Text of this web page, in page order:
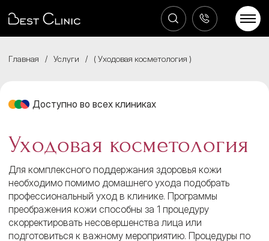
Главная / Услуги / Уходовая косметология
Доступно во всех клиниках
Уходовая косметология
Для комплексного поддержания здоровья кожи
необходимо помимо домашнего ухода подобрать
профессиональный уход в клинике. Программы
преображения кожи способны за 1 процедуру
скорректировать несовершенства лица или
подготовиться к важному мероприятию. Процедуры по